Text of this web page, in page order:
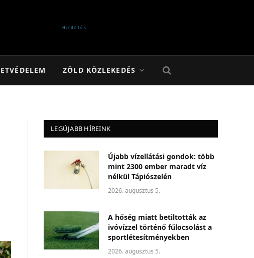
ZÖLD KÖZLEKEDÉS
LEGÚJABB HÍREINK
Újabb vízellátási gondok: több
mint 2300 ember maradt víz
nélkül Tápiószelén
2026. augusztus 5.
A hőség miatt betiltották az
ivóvízzel történő fűlocsolást a
sportlétesítményekben
2026. augusztus 5.